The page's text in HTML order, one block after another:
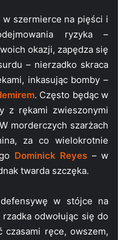
szermierce na pięści i
ryzyka –
okazji, zapędza się
– nierzadko skraca
inkasując bomby –
. Często będąc w
z rękami zwieszonymi
morderczych szarżach
za co wielokrotnie
Dominick Reyes – w
twarda szczęka.
w stójce na
odwołując się do
czasami ręce, owszem,